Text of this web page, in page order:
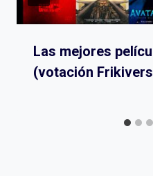
Las mejores
(votación